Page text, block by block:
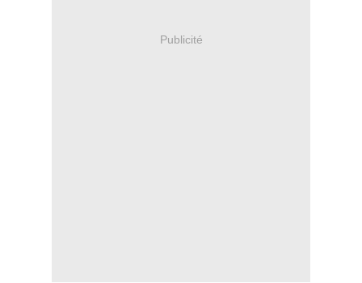
Publicité